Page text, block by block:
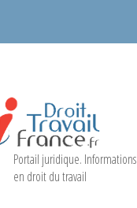
Portail juridique. Informations
en droit du travail